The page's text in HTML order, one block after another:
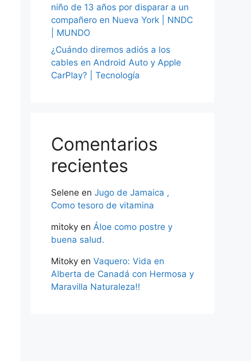
niño de 13 años por disparar a un
compañero en Nueva York | NNDC
| MUNDO
¿Cuándo diremos adiós a los
cables en Android Auto y Apple
CarPlay? | Tecnología
Comentarios
recientes
Selene en Jugo de Jamaica ,
Como tesoro de vitamina
mitoky en Áloe como postre y
buena salud.
Mitoky en Vaquero: Vida en
Alberta de Canadá con Hermosa y
Maravilla Naturaleza!!